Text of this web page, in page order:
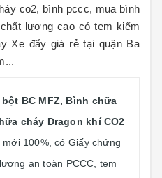
co2, bình pccc, mua bình
lượng cao có tem kiểm
Xe đẩy giá rẻ tại quận Ba
bột BC MFZ, Bình chữa
cháy Dragon khí CO2
100%, có Giấy chứng
an toàn PCCC, tem